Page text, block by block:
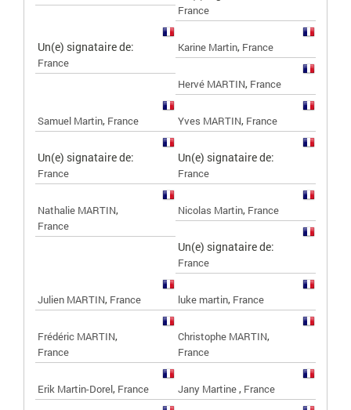
France
Un(e) signataire de:
France
Karine Martin, France
Hervé MARTIN, France
Samuel Martin, France Yves MARTIN, France
Un(e) signataire de:
France
Un(e) signataire de:
France
Nathalie MARTIN,
France
Nicolas Martin, France
Un(e) signataire de:
France
Julien MARTIN, France luke martin, France
Frédéric MARTIN,
France
Christophe MARTIN,
France
Erik Martin-Dorel, France Jany Martine, France